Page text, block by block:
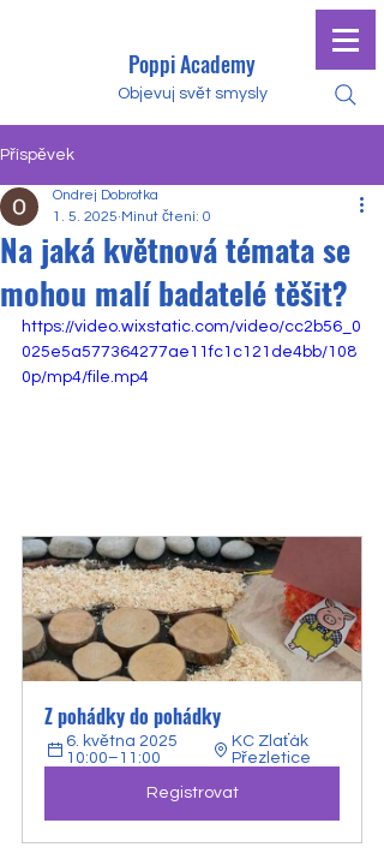
Poppi Academy
Objevuj svět smysly
Příspěvek
Na jaká květnová témata se
mohou malí badatelé těšit?
Ondrej Dobrotka
1. 5. 2025 Minut čtení: 0
https://video.wixstatic.com/video/cc2b56_0
025e5a577364277ae11fc1c121de4bb/108
0p/mp4/file.mp4
Z pohádky do pohádky
6. května 2025
10:00–11:00
KC Zlaťák
Přezletice
Registrovat